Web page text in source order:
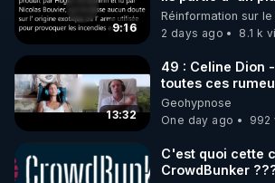
🌱 VIDÉOS NON CENSURÉES SUR
Toutes les vidéos Youtube sont
http://rgnr.li/odysee
🌱 LES STAGES EN PRÉSENTIEL
9:16
débuté le 11
?
Réinformation sur le
2 days ago
8.1 k
13:32
49 : Celine Dion
toutes ces
Enquête sous
Geohypnose
One day ago
992
C'est quoi cette
CrowdBunker